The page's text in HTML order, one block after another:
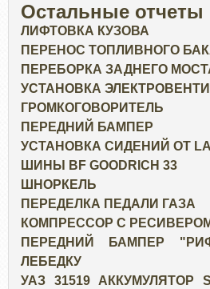
Остальные отчеты
ЛИФТОВКА КУЗОВА
ПЕРЕНОС ТОПЛИВНОГО
ПЕРЕБОРКА ЗАДНЕГО
УСТАНОВКА
ГРОМКОГОВОРИТЕЛЬ
ПЕРЕДНИЙ БАМПЕР
УСТАНОВКА СИДЕНИЙ ОТ
ШИНЫ BF GOODRICH 33
ШНОРКЕЛЬ
ПЕРЕДЕЛКА ПЕДАЛИ ГАЗА
КОМПРЕССОР С
ПЕРЕДНИЙ БАМПЕР
ЛЕБЕДКУ
УАЗ 31519 АККУМУЛЯТОР